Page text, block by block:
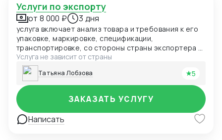
Услуги по экспорту
от 8 000 ₽ 3 дня
услуга включает анализ товара и требования к его
упаковке, маркировке, спецификации,
транспортировке, со стороны страны экспортера и
страны импортера,
Услуга не зависит от страны
Татьяна Лобзова 5
Написать
ЗАКАЗАТЬ УСЛУГУ